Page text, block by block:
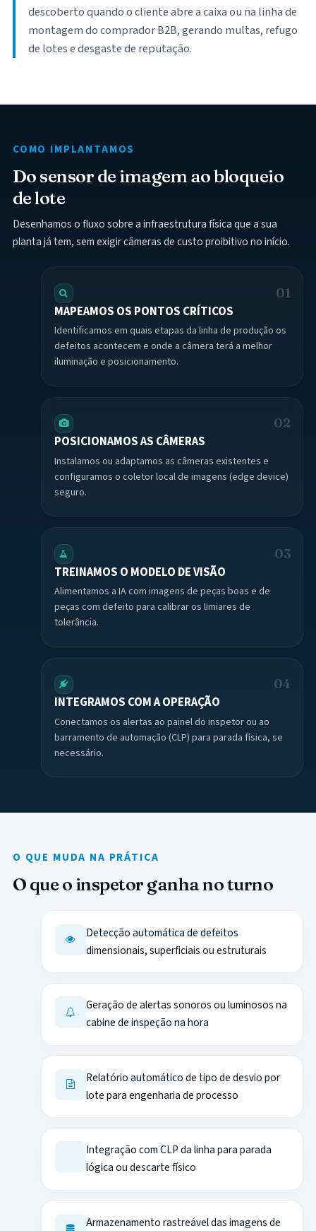
descoberto quando o cliente abre a caixa ou na linha de
montagem do comprador B2B, gerando multas, refugo
de lotes e desgaste de reputação.
COMO IMPLANTAMOS
Do sensor de imagem ao bloqueio
de lote
Desenhamos o fluxo sobre a infraestrutura física que a sua
planta já tem, sem exigir câmeras de custo proibitivo no início.
01
MAPEAMOS OS PONTOS CRÍTICOS
Identificamos em quais etapas da linha de produção os
defeitos acontecem e onde a câmera terá a melhor
iluminação e posicionamento.
02
POSICIONAMOS AS CÂMERAS
Instalamos ou adaptamos as câmeras existentes e
configuramos o coletor local de imagens (edge device)
seguro.
03
TREINAMOS O MODELO DE VISÃO
Alimentamos a IA com imagens de peças boas e de
peças com defeito para calibrar os limiares de
tolerância.
04
INTEGRAMOS COM A OPERAÇÃO
Conectamos os alertas ao painel do inspetor ou ao
barramento de automação (CLP) para parada física, se
necessário.
O QUE MUDA NA PRÁTICA
O que o inspetor ganha no turno
Detecção automática de defeitos
dimensionais, superficiais ou estruturais
Geração de alertas sonoros ou luminosos na
cabine de inspeção na hora
Relatório automático de tipo de desvio por
lote para engenharia de processo
Integração com CLP da linha para parada
lógica ou descarte físico
Armazenamento rastreável das imagens de